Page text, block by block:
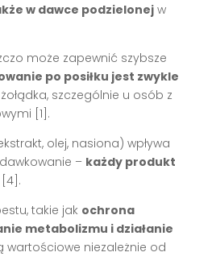
w dawce podzielonej w
może zapewnić szybsze
po posiłku jest zwykle
szczególnie u osób z
[1].
olej, nasiona) wpływa
– każdy produkt
[4].
takie jak ochrona
metabolizmu i działanie
wartościowe niezależnie od